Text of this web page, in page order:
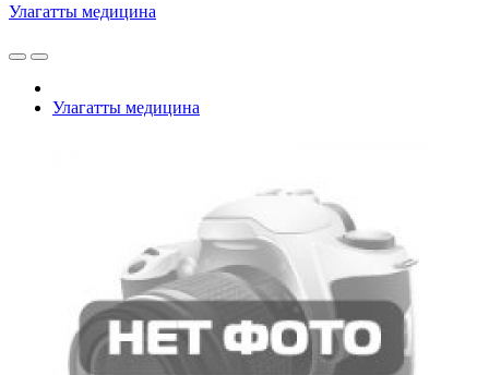
Улагатты медицина
Улагатты медицина